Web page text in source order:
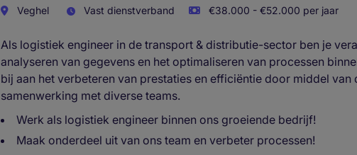
Veghel Vast dienstverband €38.000 - €52.000 per jaar
Als logistiek engineer in de transport & distributie-sector ben je
analyseren van gegevens en het optimaliseren van processen
bij aan het verbeteren van prestaties en efficiëntie door middel van
samenwerking met diverse teams.
Werk als logistiek engineer binnen ons groeiende bedrijf!
Maak onderdeel uit van ons team en verbeter processen!